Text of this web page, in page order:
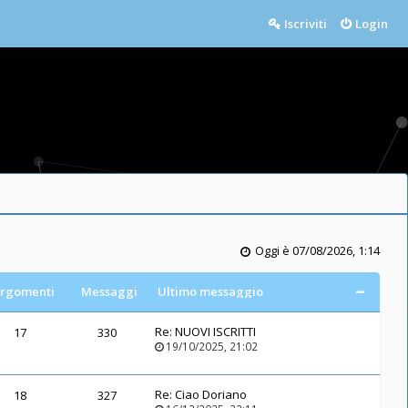
Login
Iscriviti
Oggi è 07/08/2026, 1:14
Messaggi Ultimo messaggio
17 330 Re: NUOVI ISCRITTI
19/10/2025, 21:02
18 327 Re: Ciao Doriano